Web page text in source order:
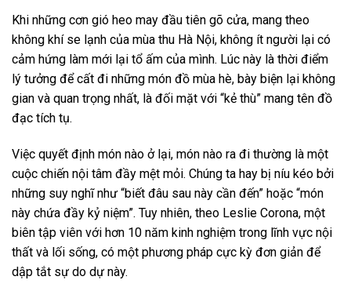
Khi những cơn gió heo may đầu tiên gõ cửa, mang theo
không khí se lạnh của mùa thu Hà Nội, không ít người lại có
cảm hứng làm mới lại tổ ấm của mình. Lúc này là thời điểm
lý tưởng để cất đi những món đồ mùa hè, bày biện lại không
gian và quan trọng nhất, là đối mặt với “kẻ thù” mang tên đồ
đạc tích tụ.
Việc quyết định món nào ở lại, món nào ra đi thường là một
cuộc chiến nội tâm đầy mệt mỏi. Chúng ta hay bị níu kéo bởi
những suy nghĩ như “biết đâu sau này cần đến” hoặc “món
này chứa đầy kỷ niệm”. Tuy nhiên, theo Leslie Corona, một
biên tập viên với hơn 10 năm kinh nghiệm trong lĩnh vực nội
thất và lối sống, có một phương pháp cực kỳ đơn giản để
dập tắt sự do dự này.